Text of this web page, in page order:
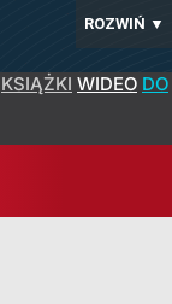
ROZWIŃ ▼
KSIĄŻKI WIDEO DO